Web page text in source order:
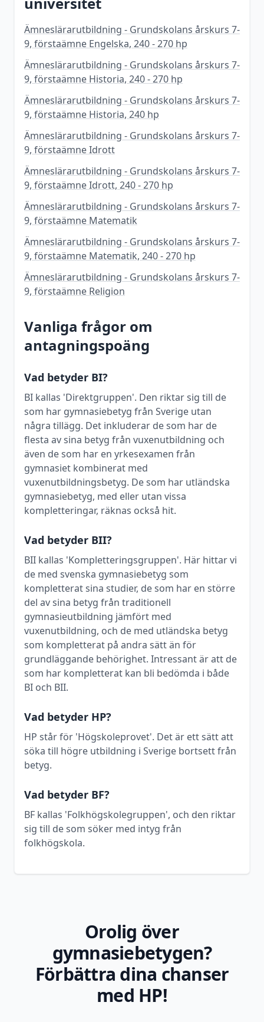
Ämneslärarutbildning - Grundskolans årskurs 7-
9, förstaämne Engelska, 240 - 270 hp
Ämneslärarutbildning - Grundskolans årskurs 7-
9, förstaämne Historia, 240 - 270 hp
Ämneslärarutbildning - Grundskolans årskurs 7-
9, förstaämne Historia, 240 hp
Ämneslärarutbildning - Grundskolans årskurs 7-
9, förstaämne Idrott
Ämneslärarutbildning - Grundskolans årskurs 7-
9, förstaämne Idrott, 240 - 270 hp
Ämneslärarutbildning - Grundskolans årskurs 7-
9, förstaämne Matematik
Ämneslärarutbildning - Grundskolans årskurs 7-
9, förstaämne Matematik, 240 - 270 hp
Ämneslärarutbildning - Grundskolans årskurs 7-
9, förstaämne Religion
Vanliga frågor om
antagningspoäng
Vad betyder BI?
BI kallas 'Direktgruppen'. Den riktar sig till de
som har gymnasiebetyg från Sverige utan
några tillägg. Det inkluderar de som har de
flesta av sina betyg från vuxenutbildning och
även de som har en yrkesexamen från
gymnasiet kombinerat med
vuxenutbildningsbetyg. De som har utländska
gymnasiebetyg, med eller utan vissa
kompletteringar, räknas också hit.
Vad betyder BII?
BII kallas 'Kompletteringsgruppen'. Här hittar vi
de med svenska gymnasiebetyg som
kompletterat sina studier, de som har en större
del av sina betyg från traditionell
gymnasieutbildning jämfört med
vuxenutbildning, och de med utländska betyg
som kompletterat på andra sätt än för
grundläggande behörighet. Intressant är att de
som har kompletterat kan bli bedömda i både
BI och BII.
Vad betyder HP?
HP står för 'Högskoleprovet'. Det är ett sätt att
söka till högre utbildning i Sverige bortsett från
betyg.
Vad betyder BF?
BF kallas 'Folkhögskolegruppen', och den riktar
sig till de som söker med intyg från
folkhögskola.
Orolig över
gymnasiebetygen?
Förbättra dina chanser
med HP!